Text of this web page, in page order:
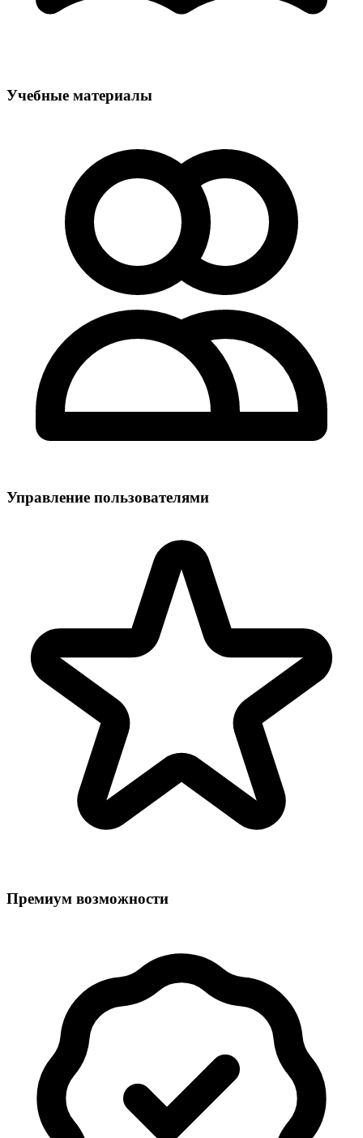
Учебные материалы
Управление пользователями
Премиум возможности